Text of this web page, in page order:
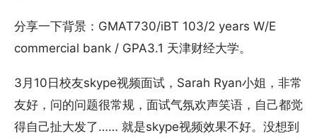
分享一下背景：GMAT730/iBT 103/2 years W/E
commercial bank / GPA3.1 天津财经大学。
3月10日校友skype视频面试，Sarah Ryan小姐，非常
友好，问的问题很常规，面试气氛欢声笑语，自己都觉
得自己扯大发了…… 就是skype视频效果不好。没想到